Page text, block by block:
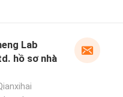
Lab
hồ sơ nhà